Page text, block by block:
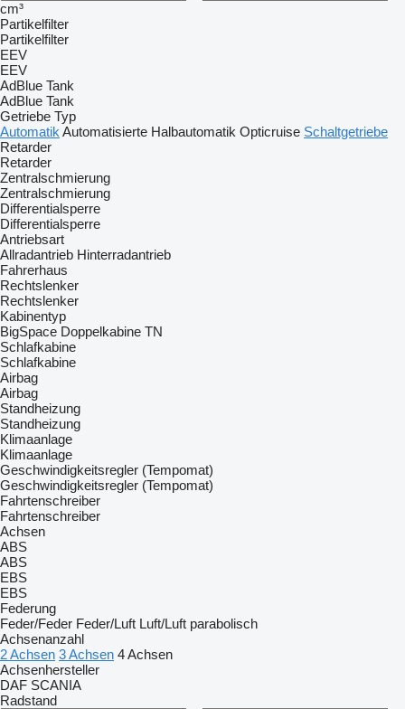
cm³
Partikelfilter
Partikelfilter
EEV
EEV
AdBlue Tank
AdBlue Tank
Getriebe Typ
Automatik Automatisierte Halbautomatik Opticruise Schaltgetriebe
Retarder
Retarder
Zentralschmierung
Zentralschmierung
Differentialsperre
Differentialsperre
Antriebsart
Allradantrieb Hinterradantrieb
Fahrerhaus
Rechtslenker
Rechtslenker
Kabinentyp
BigSpace Doppelkabine TN
Schlafkabine
Schlafkabine
Airbag
Airbag
Standheizung
Standheizung
Klimaanlage
Klimaanlage
Geschwindigkeitsregler (Tempomat)
Geschwindigkeitsregler (Tempomat)
Fahrtenschreiber
Fahrtenschreiber
Achsen
ABS
ABS
EBS
EBS
Federung
Feder/Feder Feder/Luft Luft/Luft parabolisch
Achsenanzahl
2 Achsen 3 Achsen 4 Achsen
Achsenhersteller
DAF SCANIA
Radstand